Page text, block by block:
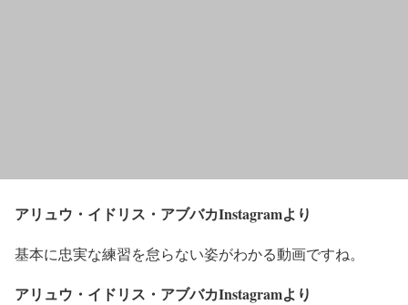
アリュウ・イドリス・アブバカInstagramより
基本に忠実な練習を怠らない姿がわかる動画ですね。
アリュウ・イドリス・アブバカInstagramより